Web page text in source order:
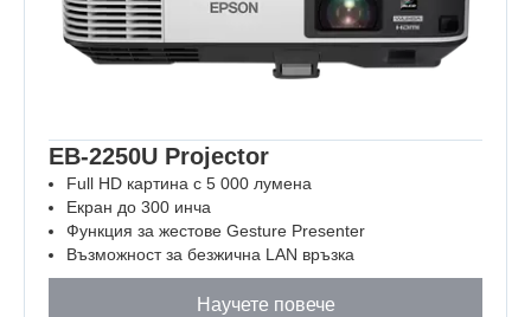
EB-2250U Projector
Full HD картина с 5 000 лумена
Екран до 300 инча
Функция за жестове Gesture Presenter
Възможност за безжична LAN връзка
Научете повече